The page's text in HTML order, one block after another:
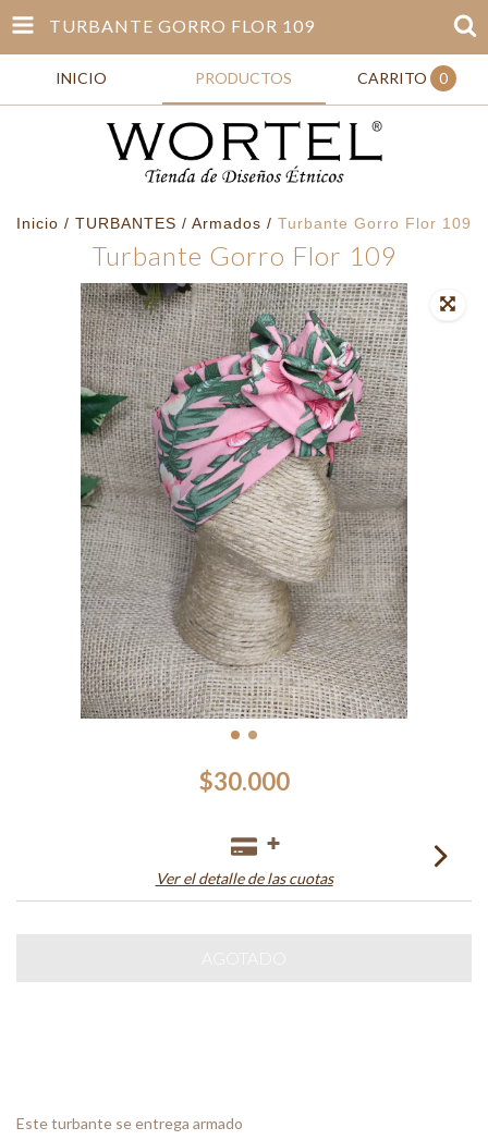
TURBANTE GORRO FLOR 109
INICIO PRODUCTOS CARRITO 0
Inicio / TURBANTES / Armados / Turbante Gorro Flor 109
Turbante Gorro Flor 109
$30.000
Ver el detalle de las cuotas
Este turbante se entrega armado